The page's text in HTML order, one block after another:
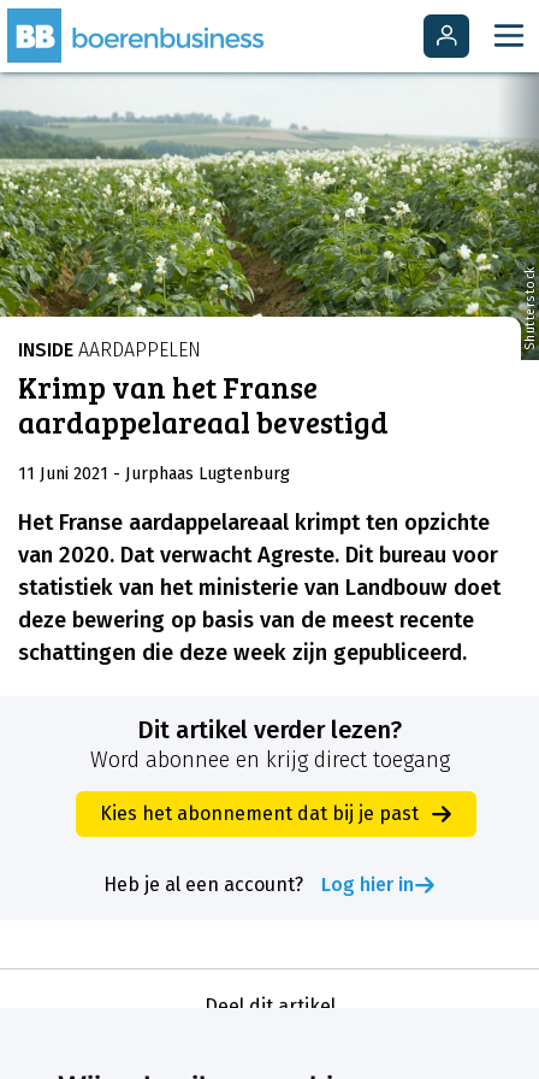
Shutterstock
INSIDE AARDAPPELEN
Krimp van het Franse
aardappelareaal bevestigd
11 Juni 2021 - Jurphaas Lugtenburg
Het Franse aardappelareaal krimpt ten opzichte
van 2020. Dat verwacht Agreste. Dit bureau voor
statistiek van het ministerie van Landbouw doet
deze bewering op basis van de meest recente
schattingen die deze week zijn gepubliceerd.
Dit artikel verder lezen?
Word abonnee en krijg direct toegang
Kies het abonnement dat bij je past
Heb je al een account? Log hier in
Deel dit artikel